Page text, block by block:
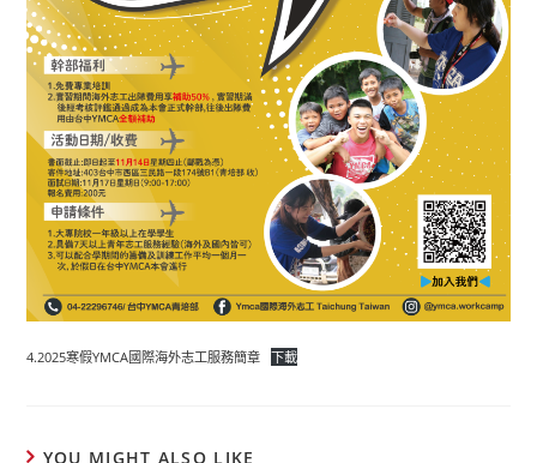
4.2025寒假YMCA國際海外志工服務簡章 下載
YOU MIGHT ALSO LIKE